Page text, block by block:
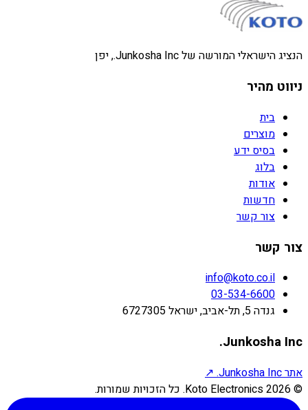
הנציג הישראלי המורשה של Junkosha Inc., יפן
ניווט מהיר
בית
מוצרים
בסיס ידע
בלוג
אודות
חדשות
צור קשר
צור קשר
info@koto.co.il
03-534-6600
גנדה 5, תל-אביב, ישראל 6727305
Junkosha Inc.
אתר Junkosha Inc.
↗
©
2026 כל הזכויות שמורות.